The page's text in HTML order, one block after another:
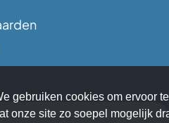
gebruiken cookies om ervoor
onze site zo soepel mogelijk